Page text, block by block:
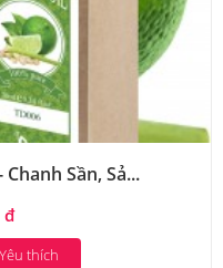
Sần, Sả...
đ
Yêu thích